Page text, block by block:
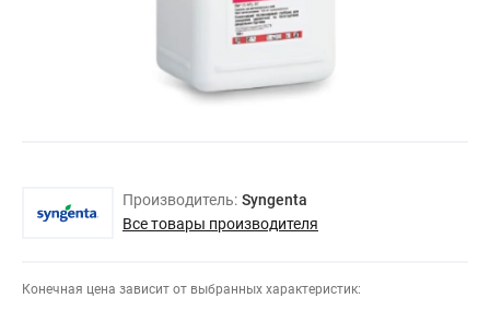
Производитель: Syngenta
Все товары производителя
Конечная цена зависит от выбранных характеристик: